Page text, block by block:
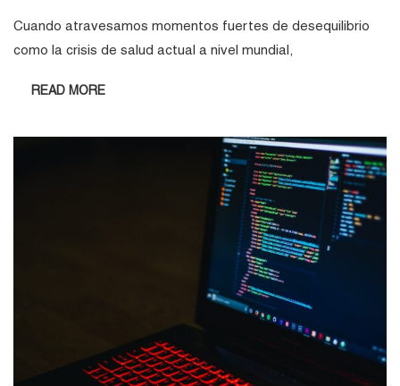
Cuando atravesamos momentos fuertes de desequilibrio
como la crisis de salud actual a nivel mundial,
READ MORE